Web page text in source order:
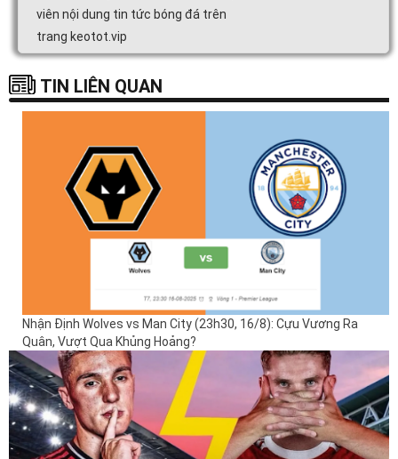
viên nội dung tin tức bóng đá trên
trang keotot.vip
TIN LIÊN QUAN
Nhận Định Wolves vs Man City (23h30, 16/8): Cựu Vương Ra
Quân, Vượt Qua Khủng Hoảng?